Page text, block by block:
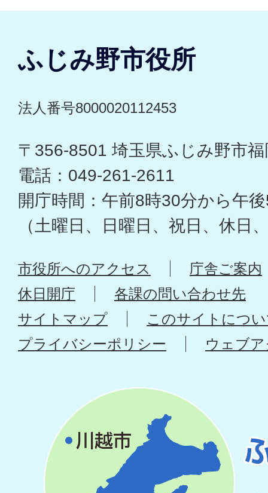
ふじみ野市役所
法人番号8000020112453
〒356-8501 埼玉県ふじみ野市
電話：049-261-2611
開庁時間：午前8時30分から午
（土曜日、日曜日、祝日、休日
市役所へのアクセス
庁舎ご案内
休日開庁
各課の問い合わせ先
サイトマップ
このサイトにつ
プライバシーポリシー
ウェブ